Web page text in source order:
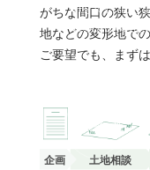
計をメインに行
社のECONと連
始までサポー
デザイン性
がちな間口の狭い
地などの変形地で
ご要望でも、まず